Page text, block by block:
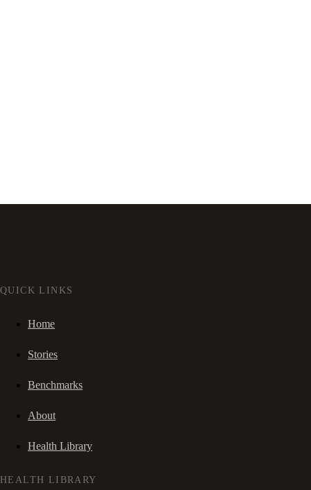
QUICK LINKS
Home
Stories
Benchmarks
About
Health Library
HEALTH LIBRARY